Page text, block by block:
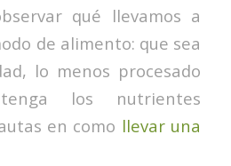
qué llevamos a
de alimento: que sea
lo menos procesado
los nutrientes
en como llevar una